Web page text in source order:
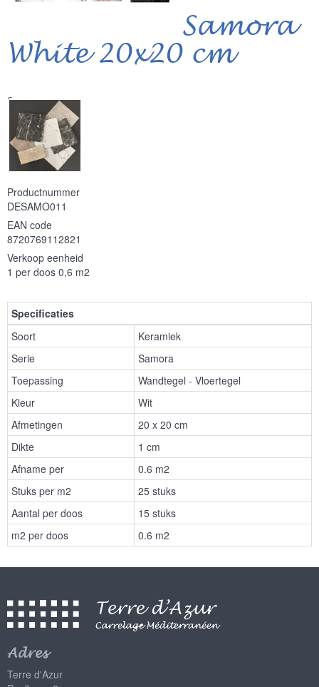
Samora
White 20x20 cm
Serie
Productnummer
DESAMO011
EAN code
8720769112821
Verkoop eenheid
1 per doos 0,6 m2
Specificaties
Soort
Keramiek
Serie
Samora
Toepassing
Wandtegel - Vloertegel
Kleur
Wit
Afmetingen
20 x 20 cm
Dikte
1 cm
Afname per
0.6 m2
Stuks per m2
25 stuks
Aantal per doos
15 stuks
m2 per doos
0.6 m2
Adres
Terre d'Azur